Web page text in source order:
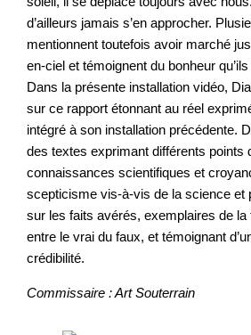
d’ailleurs jamais s’en approcher.
mentionnent toutefois avoir marché
en-ciel et témoignent du bonheur
Dans la présente installation vidéo,
sur ce rapport étonnant au réel
intégré à son installation précédente.
des textes exprimant différents points
connaissances scientifiques et
scepticisme vis-à-vis de la science et
sur les faits avérés, exemplaires de la
entre le vrai du faux, et témoignant
crédibilité.
Commissaire : Art Souterrain